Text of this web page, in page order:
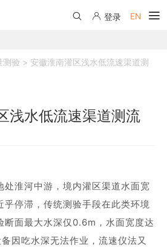
登录 EN
验 > 安徽淮南灌区浅水低流速渠道测
浅水低流速渠道测流
处淮河中游，境内灌区渠道水面宽
乎停滞，传统测验手段在此类环境
断面最大水深仅0.6m，水面宽度达
因吃水深无法作业，流速仪法又